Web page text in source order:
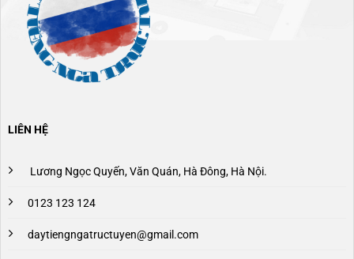
LIÊN HỆ
Lương Ngọc Quyến, Văn Quán, Hà Đông, Hà Nội.
0123 123 124
daytiengngatructuyen@gmail.com